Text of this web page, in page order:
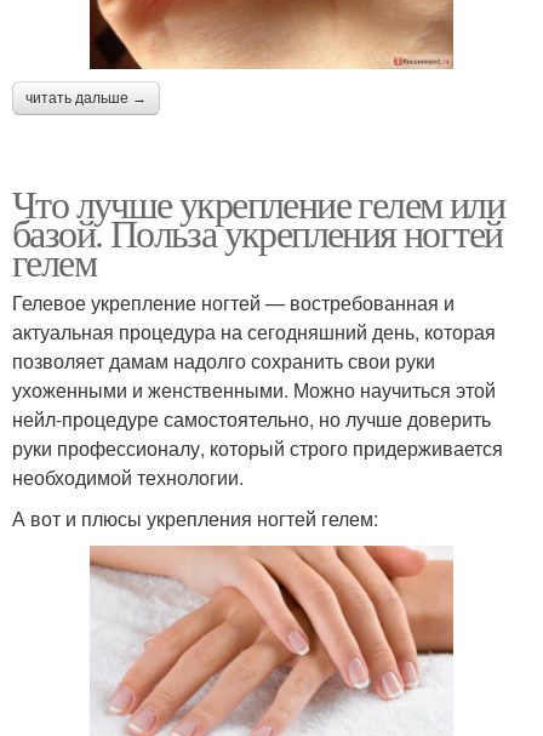
читать дальше →
Что лучше укрепление гелем или
базой. Польза укрепления ногтей
гелем
Гелевое укрепление ногтей — востребованная и
актуальная процедура на сегодняшний день, которая
позволяет дамам надолго сохранить свои руки
ухоженными и женственными. Можно научиться этой
нейл-процедуре самостоятельно, но лучше доверить
руки профессионалу, который строго придерживается
необходимой технологии.
А вот и плюсы укрепления ногтей гелем: